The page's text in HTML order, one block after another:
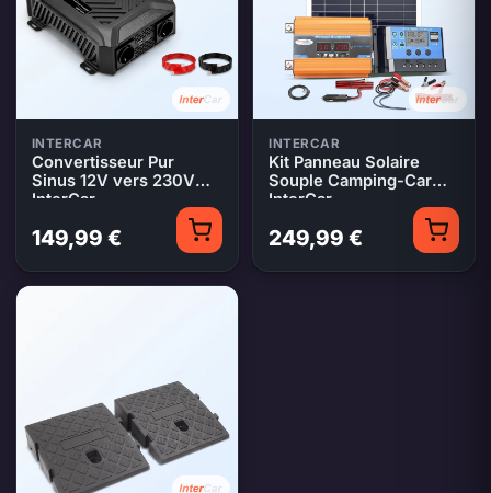
INTERCAR
Convertisseur Pur
Sinus 12V vers 230V
InterCar
149,99 €
INTERCAR
Kit Panneau Solaire
Souple Camping-Car
InterCar
249,99 €